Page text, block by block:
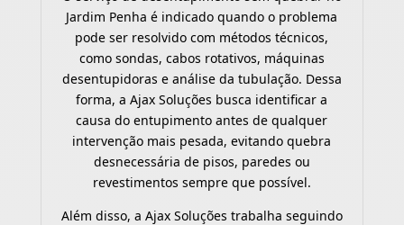
Jardim Penha é indicado quando o problema
pode ser resolvido com métodos técnicos,
como sondas, cabos rotativos, máquinas
desentupidoras e análise da tubulação. Dessa
forma, a Ajax Soluções busca identificar a
causa do entupimento antes de qualquer
intervenção mais pesada, evitando quebra
desnecessária de pisos, paredes ou
revestimentos sempre que possível.
Além disso, a Ajax Soluções trabalha seguindo